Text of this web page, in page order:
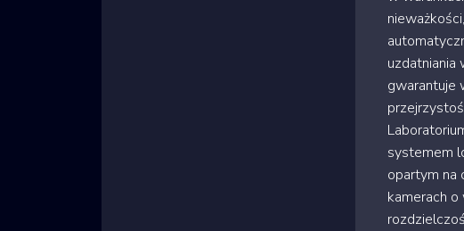
uzdatniania
gwarantuje
systemem
opartym na
kamerach